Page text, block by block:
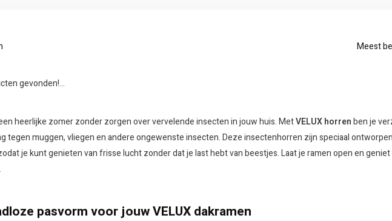
Meest
gevonden!...
heerlijke zomer zonder zorgen over vervelende insecten in jouw huis. MetVELUX horrenben je
tegen muggen, vliegen en andere ongewenste insecten. Deze insectenhorren zijn speciaal
je kunt genieten van frisse lucht zonder dat je last hebt van beestjes. Laat je ramen open en
pasvorm voor jouw VELUX dakramen